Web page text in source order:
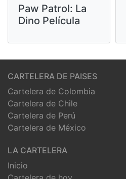
Paw Patrol: La
Dino Película
CARTELERA DE PAISES
Cartelera de Colombia
Cartelera de Chile
Cartelera de Perú
Cartelera de México
LA CARTELERA
Inicio